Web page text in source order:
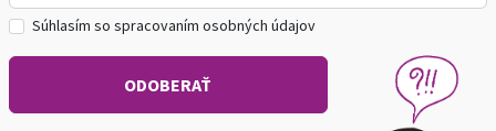
Súhlasím so spracovaním osobných údajov